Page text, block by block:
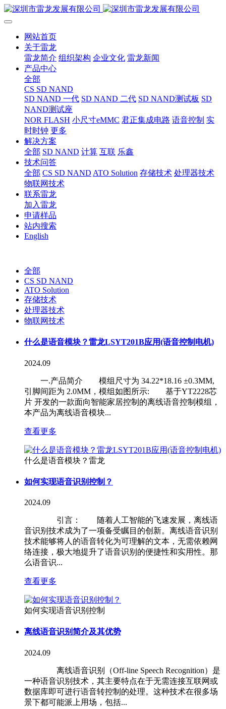
网站首页
关于雷龙
雷龙简介 组织架构 企业文化 雷龙新闻
产品中心
全部
CS SD NAND
SD NAND 一代 SD NAND 二代 SD NAND测试板 SD
NAND测试座
NOR FLASH 小尺寸eMMC 君正集成电路 语音控制 实
时时钟 更多
解决方案
全部 SD NAND 计算 互联 乐鑫
技术问答
全部 CS SD NAND ATO Solution 存储技术 处理器技术
物联网技术
联系雷龙
加入雷龙
申请样品
站内搜索
English
全部
CS SD NAND
ATO Solution
存储技术
处理器技术
物联网技术
什么是语音模块？雷龙LSYT201B应用(语音控制电机)
2024.09
一.产品简介 模组尺寸为 34.22*18.16 ±0.3MM,
引脚间距为 2.0MM，模组如图所示: 基于YT2228芯
片 开发的一款面向智能家居控制的离线语音控制模组，
本产品为离线语音模块...
查看更多
什么是语音模块？雷龙
如何实现语音识别控制？
2024.09
引言： 随着人工智能的飞速发展，离线语
音识别技术成为了一项备受瞩目的创新。离线语音识别
技术能够将人的语音转化为可理解的文本，无需依赖网
络连接，极大地提升了语音识别的便捷性和实用性。那
么语音识...
查看更多
如何实现语音识别控制
离线语音识别简介及其优势
2024.09
离线语音识别（Off-line Speech Recognition）是
一种语音识别技术，其主要特点在于无需连接互联网或
数据库即可进行语音转控制的处理。这种技术在很多场
景下都可能派上用场，包括...